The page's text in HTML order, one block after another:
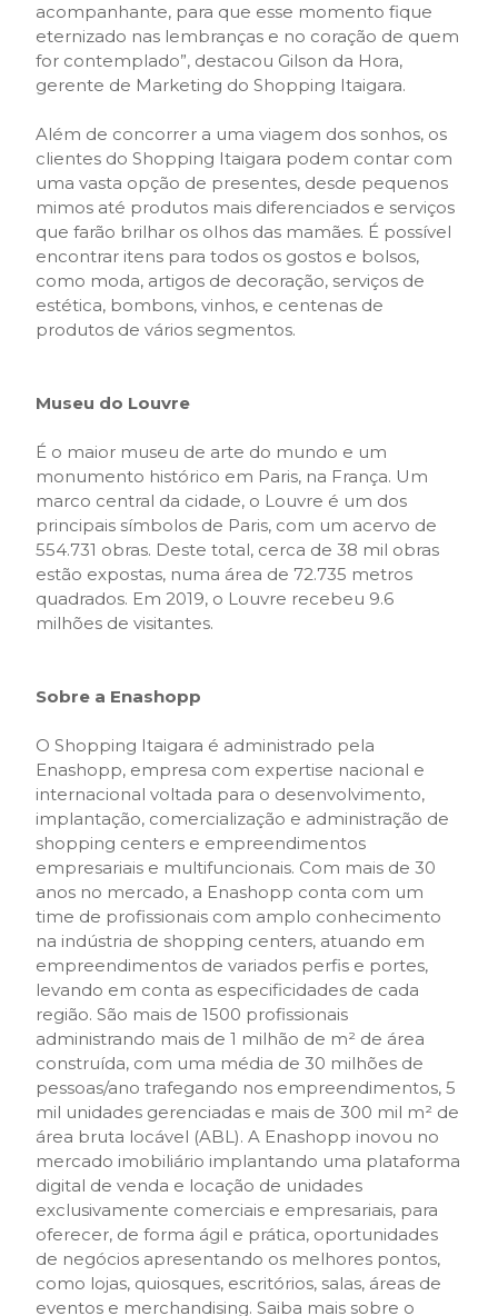
acompanhante, para que esse momento fique
eternizado nas lembranças e no coração de quem
for contemplado”, destacou Gilson da Hora,
gerente de Marketing do Shopping Itaigara.
Além de concorrer a uma viagem dos sonhos, os
clientes do Shopping Itaigara podem contar com
uma vasta opção de presentes, desde pequenos
mimos até produtos mais diferenciados e serviços
que farão brilhar os olhos das mamães. É possível
encontrar itens para todos os gostos e bolsos,
como moda, artigos de decoração, serviços de
estética, bombons, vinhos, e centenas de
produtos de vários segmentos.
Museu do Louvre
É o maior museu de arte do mundo e um
monumento histórico em Paris, na França. Um
marco central da cidade, o Louvre é um dos
principais símbolos de Paris, com um acervo de
554.731 obras. Deste total, cerca de 38 mil obras
estão expostas, numa área de 72.735 metros
quadrados. Em 2019, o Louvre recebeu 9.6
milhões de visitantes.
Sobre a Enashopp
O Shopping Itaigara é administrado pela
Enashopp, empresa com expertise nacional e
internacional voltada para o desenvolvimento,
implantação, comercialização e administração de
shopping centers e empreendimentos
empresariais e multifuncionais. Com mais de 30
anos no mercado, a Enashopp conta com um
time de profissionais com amplo conhecimento
na indústria de shopping centers, atuando em
empreendimentos de variados perfis e portes,
levando em conta as especificidades de cada
região. São mais de 1500 profissionais
administrando mais de 1 milhão de m² de área
construída, com uma média de 30 milhões de
pessoas/ano trafegando nos empreendimentos, 5
mil unidades gerenciadas e mais de 300 mil m² de
área bruta locável (ABL). A Enashopp inovou no
mercado imobiliário implantando uma plataforma
digital de venda e locação de unidades
exclusivamente comerciais e empresariais, para
oferecer, de forma ágil e prática, oportunidades
de negócios apresentando os melhores pontos,
como lojas, quiosques, escritórios, salas, áreas de
eventos e merchandising. Saiba mais sobre o